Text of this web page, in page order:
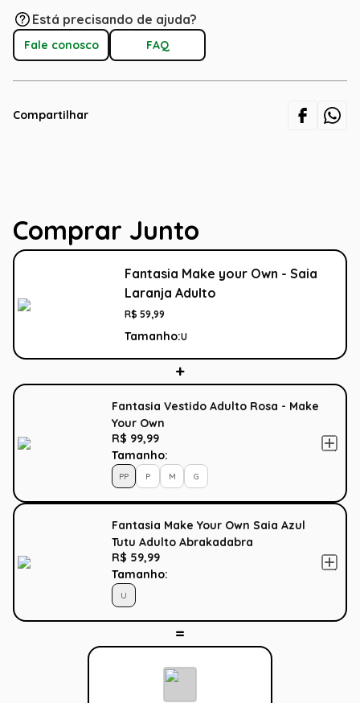
Está precisando de ajuda?
Fale conosco FAQ
Compartilhar
Comprar Junto
Fantasia Make your Own - Saia
Laranja Adulto
R$ 59,99
Tamanho:U
Fantasia Vestido Adulto Rosa - Make
Your Own
R$ 99,99
Tamanho:
PP P M G
Fantasia Make Your Own Saia Azul
Tutu Adulto Abrakadabra
R$ 59,99
Tamanho:
U